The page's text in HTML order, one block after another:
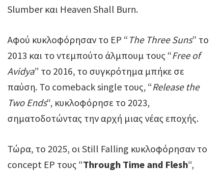
Slumber και Heaven Shall Burn.
Αφού κυκλοφόρησαν το EP “The Three Suns” το
2013 και το ντεμπούτο άλμπουμ τους “Free of
Avidya” το 2016, το συγκρότημα μπήκε σε
παύση. Το comeback single τους, “Release the
Two Ends“, κυκλοφόρησε το 2023,
σηματοδοτώντας την αρχή μιας νέας εποχής.
Τώρα, το 2025, οι Still Falling κυκλοφόρησαν το
concept EP τους “Through Time and Flesh“,